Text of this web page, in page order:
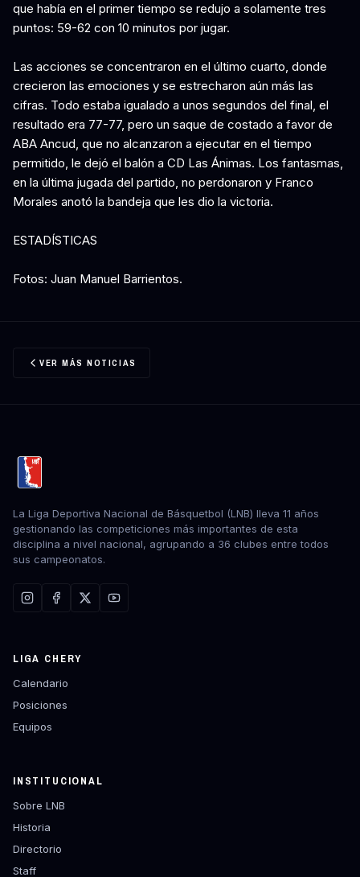
que había en el primer tiempo se redujo a solamente tres
puntos: 59-62 con 10 minutos por jugar.
Las acciones se concentraron en el último cuarto, donde
crecieron las emociones y se estrecharon aún más las
cifras. Todo estaba igualado a unos segundos del final, el
resultado era 77-77, pero un saque de costado a favor de
ABA Ancud, que no alcanzaron a ejecutar en el tiempo
permitido, le dejó el balón a CD Las Ánimas. Los fantasmas,
en la última jugada del partido, no perdonaron y Franco
Morales anotó la bandeja que les dio la victoria.
ESTADÍSTICAS
Fotos: Juan Manuel Barrientos.
VER MÁS NOTICIAS
La Liga Deportiva Nacional de Básquetbol (LNB) lleva 11 años
gestionando las competiciones más importantes de esta
disciplina a nivel nacional, agrupando a 36 clubes entre todos
sus campeonatos.
LIGA CHERY
Calendario
Posiciones
Equipos
INSTITUCIONAL
Sobre LNB
Historia
Directorio
Staff